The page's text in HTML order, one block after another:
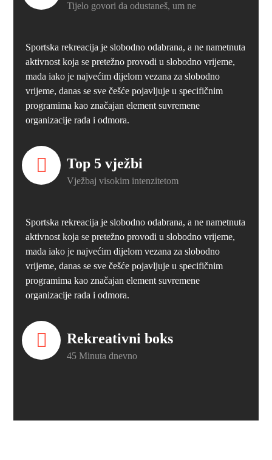
Tijelo govori da odustaneš, um ne
Sportska rekreacija je slobodno odabrana, a ne nametnuta
aktivnost koja se pretežno provodi u slobodno vrijeme,
mada iako je najvećim dijelom vezana za slobodno
vrijeme, danas se sve češće pojavljuje u specifičnim
programima kao značajan element suvremene
organizacije rada i odmora.
Top 5 vježbi
Vježbaj visokim intenzitetom
Sportska rekreacija je slobodno odabrana, a ne nametnuta
aktivnost koja se pretežno provodi u slobodno vrijeme,
mada iako je najvećim dijelom vezana za slobodno
vrijeme, danas se sve češće pojavljuje u specifičnim
programima kao značajan element suvremene
organizacije rada i odmora.
Rekreativni boks
45 Minuta dnevno